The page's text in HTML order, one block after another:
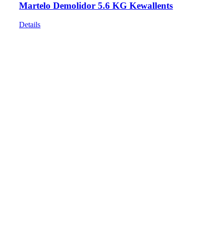
Martelo Demolidor 5.6 KG Kewallents
Details